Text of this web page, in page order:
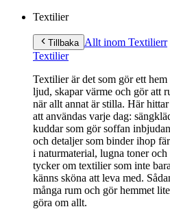
Textilier
Tillbaka Allt inom Textilierr
Textilier
Textilier är det som gör ett
ljud, skapar värme och gör att
när allt annat är stilla. Här
att användas varje dag:
kuddar som gör soffan
och detaljer som binder ihop
i naturmaterial, lugna toner
tycker om textilier som inte
känns sköna att leva med.
många rum och gör hemmet
göra om allt.